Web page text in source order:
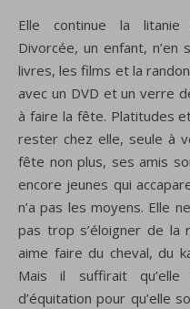
Elle continue la litanie
Divorcée, un enfant, n’en
livres, les films et la
avec un DVD et un verre
à faire la fête. Platitudes
rester chez elle, seule à
fête non plus, ses amis
encore jeunes qui
n’a pas les moyens. Elle
pas trop s’éloigner de la
aime faire du cheval, du
Mais il suffirait
d’équitation pour qu’elle